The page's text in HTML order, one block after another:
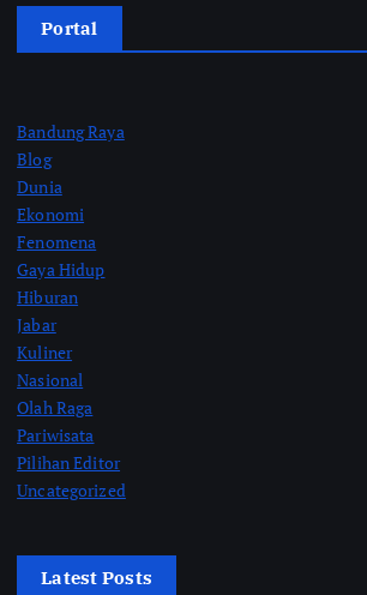
Portal
Bandung Raya
Blog
Dunia
Ekonomi
Fenomena
Gaya Hidup
Hiburan
Jabar
Kuliner
Nasional
Olah Raga
Pariwisata
Pilihan Editor
Uncategorized
Latest Posts